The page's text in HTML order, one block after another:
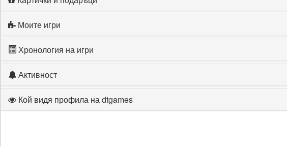
Моите игри
Хронология на игри
Активност
Кой видя профила на dtgames